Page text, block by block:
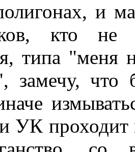
и
кто не
типа "меня
замечу,
УК проходит